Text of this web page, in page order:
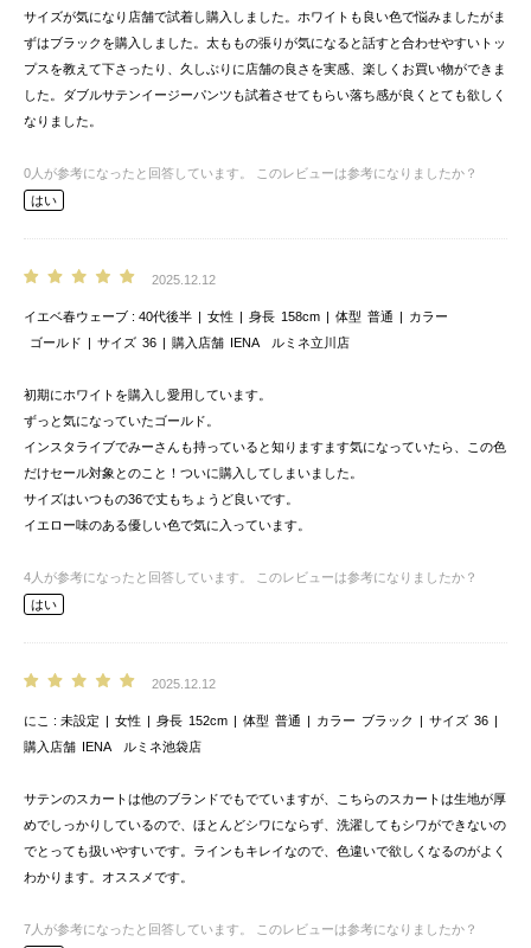
サイズが気になり店舗で試着し購入しました。ホワイトも良い色で悩みましたがま
ずはブラックを購入しました。太ももの張りが気になると話すと合わせやすいトッ
プスを教えて下さったり、久しぶりに店舗の良さを実感、楽しくお買い物ができま
した。ダブルサテンイージーパンツも試着させてもらい落ち感が良くとても欲しく
なりました。
0 人が参考になったと回答しています。
このレビューは参考になりましたか？
はい
2025.12.12
イエベ春ウェーブ 40代後半 女性 身長 158cm 体型 普通
カラー
ゴールド
サイズ 36 購入店舗 IENA ルミネ立川店
初期にホワイトを購入し愛用しています。
ずっと気になっていたゴールド。
インスタライブでみーさんも持っていると知りますます気になっていたら、この色
だけセール対象とのこと！ついに購入してしまいました。
サイズはいつもの36で丈もちょうど良いです。
イエロー味のある優しい色で気に入っています。
4 人が参考になったと回答しています。
このレビューは参考になりましたか？
はい
2025.12.12
にこ 未設定 女性 身長 152cm 体型 普通 カラー ブラック サイズ 36
購入店舗 IENA ルミネ池袋店
サテンのスカートは他のブランドでもでていますが、こちらのスカートは生地が厚
めでしっかりしているので、ほとんどシワにならず、洗濯してもシワができないの
でとっても扱いやすいです。ラインもキレイなので、色違いで欲しくなるのがよく
わかります。オススメです。
7 人が参考になったと回答しています。
このレビューは参考になりましたか？